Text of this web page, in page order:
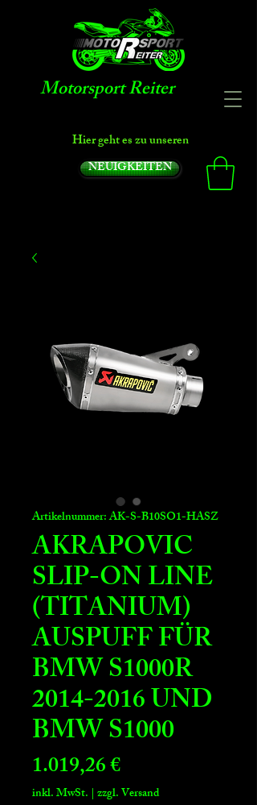
Motorsport Reiter
Hier geht es zu unseren
NEUIGKEITEN
Artikelnummer: AK-S-B10SO1-HASZ
AKRAPOVIC
SLIP-ON LINE
(TITANIUM)
AUSPUFF FÜR
BMW S1000R
2014-2016 UND
BMW S1000
1.019,26 €Preis
inkl. MwSt. | zzgl. Versand